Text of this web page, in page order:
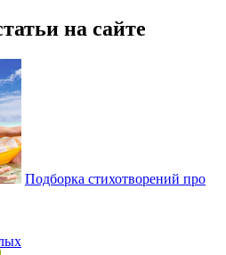
на сайте
Подборка стихотворений про